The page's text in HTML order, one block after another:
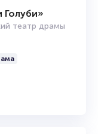
Голуби»
театр драмы